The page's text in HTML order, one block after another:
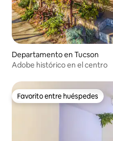
Departamento en Tucson
Adobe histórico en el centro
Favorito entre huéspedes
Favorito entre huéspedes